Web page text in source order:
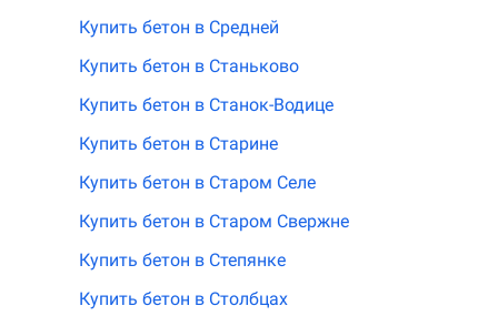
Купить бетон в Средней
Купить бетон в Станьково
Купить бетон в Станок-Водице
Купить бетон в Старине
Купить бетон в Старом Селе
Купить бетон в Старом Свержне
Купить бетон в Степянке
Купить бетон в Столбцах